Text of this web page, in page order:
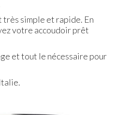
très simple et rapide. En
votre accoudoir prêt
et tout le nécessaire pour